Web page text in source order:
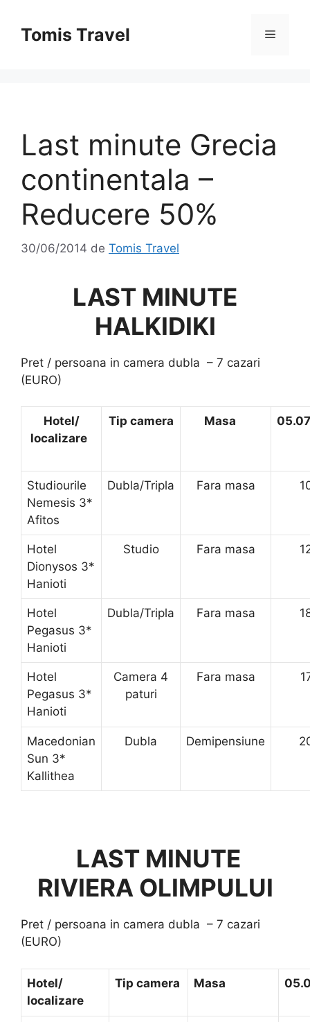
conținutTomis Travel Meniu
Last minute Grecia
continentala –
Reducere 50%
30/06/2014 de Tomis Travel
LAST MINUTE
HALKIDIKI
Pret / persoana in camera dubla – 7 cazari
(EURO)
Hotel/
localizare
Tip camera Masa
Studiourile
Nemesis 3*
Afitos
Dubla/Tripla Fara masa
Hotel
Dionysos 3*
Hanioti
Studio Fara masa
Hotel
Pegasus 3*
Hanioti
Dubla/Tripla Fara masa
Hotel
Pegasus 3*
Hanioti
Camera 4
paturi
Fara masa
Macedonian
Sun 3*
Kallithea
Dubla Demipensiune
LAST MINUTE
RIVIERA OLIMPULUI
Pret / persoana in camera dubla – 7 cazari
(EURO)
Hotel/
localizare
Tip camera Masa